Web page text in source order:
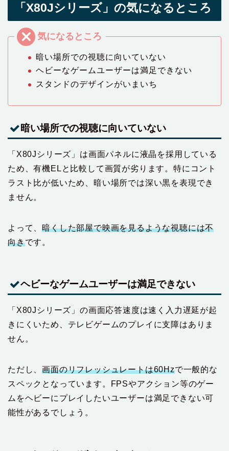
「X80Jシリーズ」の気になるところ
暗い場所での視聴に向いていない
ヘビーなゲームユーザーは満足できない
スタンドのデザインがいまいち
暗い場所での視聴に向いていない
「X80Jシリーズ」は画面パネルに液晶を採用している
ため、有機ELと比較して画質が劣ります。特にコント
ラスト比が低いため、暗い場所では深い黒を表現でき
ません。
よって、暗くした部屋で映画を見るような視聴には不
向きです。
ヘビーなゲームユーザーは満足できない
「X80Jシリーズ」の画面応答速度は速く入力遅延が起
きにくいため、テレビゲームのプレイに支障はありま
せん。
ただし、画面のリフレッシュレートは60Hzで一般的な
スペックとなっています。FPSやアクション等のゲー
ムをヘビーにプレイしたいユーザーは満足できない可
能性があるでしょう。